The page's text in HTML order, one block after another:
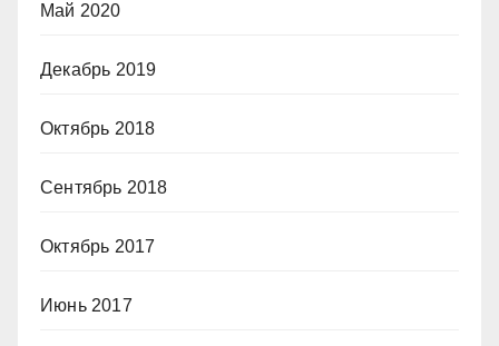
Май 2020
Декабрь 2019
Октябрь 2018
Сентябрь 2018
Октябрь 2017
Июнь 2017